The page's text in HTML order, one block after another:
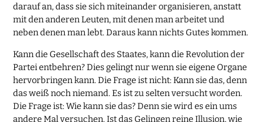
darauf an, dass sie sich miteinander organisieren, anstatt
mit den anderen Leuten, mit denen man arbeitet und
neben denen man lebt. Daraus kann nichts Gutes kommen.
Kann die Gesellschaft des Staates, kann die Revolution der
Partei entbehren? Dies gelingt nur wenn sie eigene Organe
hervorbringen kann. Die Frage ist nicht: Kann sie das, denn
das weiß noch niemand. Es ist zu selten versucht worden.
Die Frage ist: Wie kann sie das? Denn sie wird es ein ums
andere Mal versuchen. Ist das Gelingen reine Illusion, wie